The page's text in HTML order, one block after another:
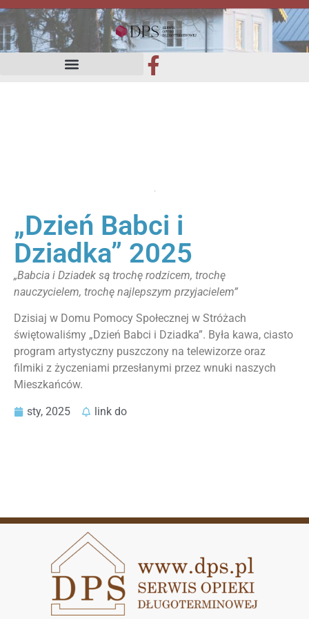
„Dzień Babci i
Dziadka” 2025
„Babcia i Dziadek są trochę rodzicem, trochę
nauczycielem, trochę najlepszym przyjacielem”
Dzisiaj w Domu Pomocy Społecznej w Stróżach
świętowaliśmy „Dzień Babci i Dziadka”. Była kawa, ciasto
program artystyczny puszczony na telewizorze oraz
filmiki z życzeniami przesłanymi przez wnuki naszych
Mieszkańców.
sty, 2025 link do